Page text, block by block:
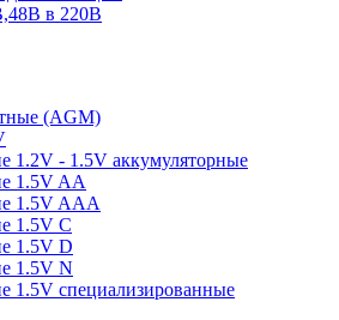
в 220В
(AGM)
1.2V - 1.5V аккумуляторные
1.5V AA
1.5V AAA
1.5V C
1.5V D
1.5V N
1.5V специализированные